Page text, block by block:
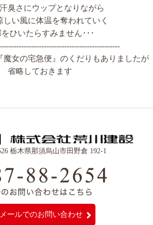
臭さにウップとなりながら
しい風に体温を奪われていく
をひいたらすみません･･･
女の宅急便』のくだりもありましたが
省略しておきます
栃木県那須烏山市田野倉 192-1
メールでのお問い合わせ